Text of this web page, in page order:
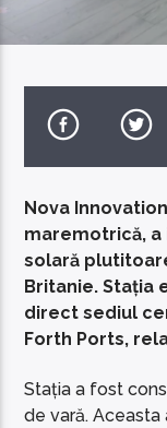
Nova
maremotrică,
solară
Britanie. Stația
direct sediul
Forth Ports,
Stația a fost
de vară.